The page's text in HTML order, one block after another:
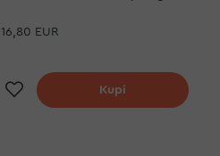
16,80 EUR
Dodaj na listu želja
Kupi